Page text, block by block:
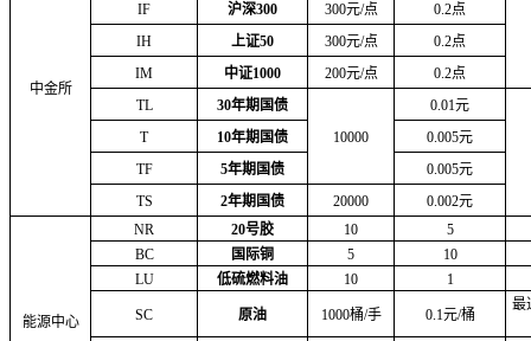
中金所
IF
沪深300 300元/点
0.2点
IH
上证50 300元/点
0.2点
IM
中证1000 200元/点
0.2点
TL
30年期国债
10000
0.01元
T
10年期国债
0.005元
TF
5年期国债
0.005元
TS
2年期国债 20000 0.002元
能源中心
NR 20号胶 10
5
BC
国际铜 5
10
LU
低硫燃料油 10 1
SC 原油 1000桶/手 0.1元/桶
最